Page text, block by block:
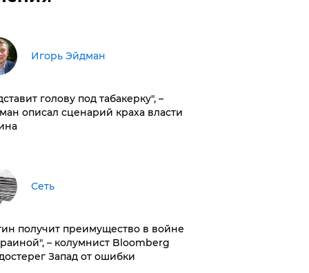
Игорь Эйдман
голову под табакерку", –
описал сценарий краха власти
Сеть
получит преимущество в войне
– колумнист Bloomberg
Запад от ошибки